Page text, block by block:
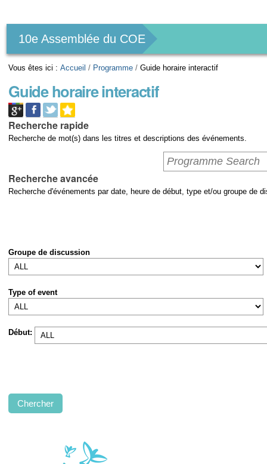
personnels
10e Assemblée du COE
Vous êtes ici : Accueil / Programme /Guide horaire interactif
Guide horaire interactif
Recherche rapide
Recherche de mot(s) dans les titres et descriptions des événements.
Recherche avancée
Recherche d'événements par date, heure de début, type et/ou groupe de
Groupe de discussion
Type of event
Début: